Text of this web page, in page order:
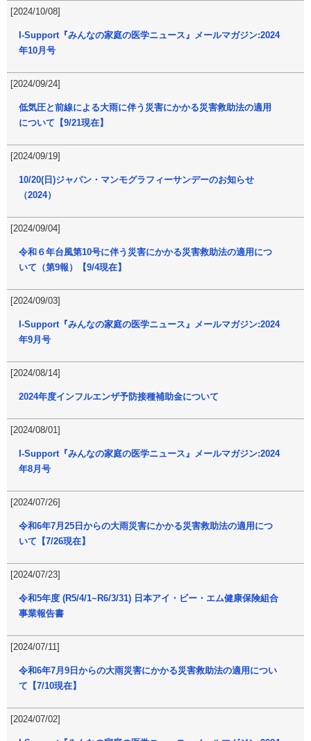
[2024/10/08]
I-Support『みんなの家庭の医学ニュース』メールマガジン:2024
年10月号
[2024/09/24]
低気圧と前線による大雨に伴う災害にかかる災害救助法の適用
について【9/21現在】
[2024/09/19]
10/20(日)ジャパン・マンモグラフィーサンデーのお知らせ
（2024）
[2024/09/04]
令和６年台風第10号に伴う災害にかかる災害救助法の適用につ
いて（第9報）【9/4現在】
[2024/09/03]
I-Support『みんなの家庭の医学ニュース』メールマガジン:2024
年9月号
[2024/08/14]
2024年度インフルエンザ予防接種補助金について
[2024/08/01]
I-Support『みんなの家庭の医学ニュース』メールマガジン:2024
年8月号
[2024/07/26]
令和6年7月25日からの大雨災害にかかる災害救助法の適用につ
いて【7/26現在】
[2024/07/23]
令和5年度 (R5/4/1~R6/3/31) 日本アイ・ビー・エム健康保険組合
事業報告書
[2024/07/11]
令和6年7月9日からの大雨災害にかかる災害救助法の適用につい
て【7/10現在】
[2024/07/02]